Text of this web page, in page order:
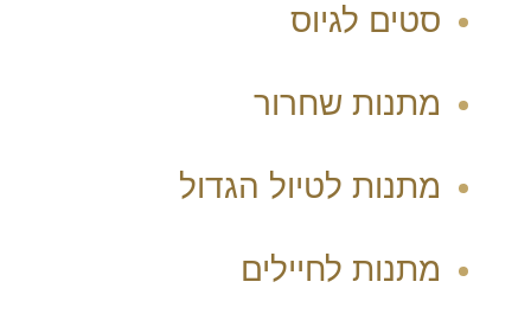
סטים לגיוס
מתנות שחרור
מתנות לטיול הגדול
מתנות לחיילים